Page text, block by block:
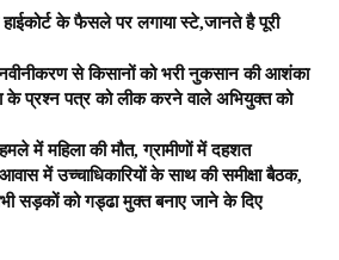
हाईकोर्ट के फैसले पर लगाया स्टे,जानते है पूरी
से किसानों को भरी नुकसान की आशंका
के प्रश्न पत्र को लीक करने वाले अभियुक्त को
में महिला की मौत, ग्रामीणों में दहशत
में उच्चाधिकारियों के साथ की समीक्षा बैठक,
सड़कों को गड्ढा मुक्त बनाए जाने के दिए